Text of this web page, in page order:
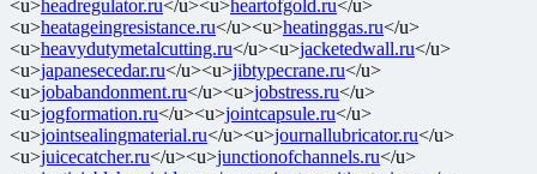
<u>headregulator.ru</u><u>heartofgold.ru</u>
<u>heatageingresistance.ru</u><u>heatinggas.ru</u>
<u>heavydutymetalcutting.ru</u><u>jacketedwall.ru</u>
<u>japanesecedar.ru</u><u>jibtypecrane.ru</u>
<u>jobabandonment.ru</u><u>jobstress.ru</u>
<u>jogformation.ru</u><u>jointcapsule.ru</u>
<u>jointsealingmaterial.ru</u><u>journallubricator.ru</u>
<u>juicecatcher.ru</u><u>junctionofchannels.ru</u>